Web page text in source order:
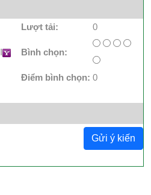
Lượt tải: 0
I Bình chọn:
Điểm bình chọn: 0
Gửi ý kiến